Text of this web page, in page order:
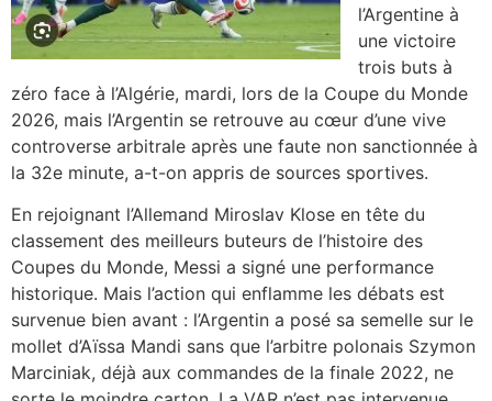
l’Argentine à
une victoire
trois buts à
zéro face à l’Algérie, mardi, lors de la Coupe du Monde
2026, mais l’Argentin se retrouve au cœur d’une vive
controverse arbitrale après une faute non sanctionnée à
la 32e minute, a-t-on appris de sources sportives.
En rejoignant l’Allemand Miroslav Klose en tête du
classement des meilleurs buteurs de l’histoire des
Coupes du Monde, Messi a signé une performance
historique. Mais l’action qui enflamme les débats est
survenue bien avant : l’Argentin a posé sa semelle sur le
mollet d’Aïssa Mandi sans que l’arbitre polonais Szymon
Marciniak, déjà aux commandes de la finale 2022, ne